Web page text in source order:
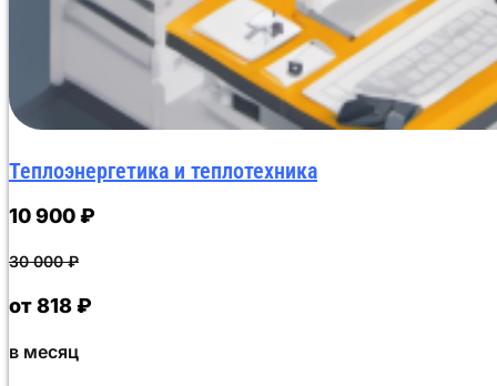
Теплоэнергетика и теплотехника
10 900₽
30 000₽
от 818 ₽
в месяц